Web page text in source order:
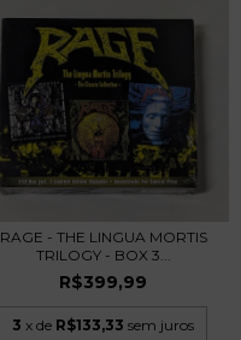
RAGE - THE LINGUA MORTIS
TRILOGY - BOX 3...
R$399,99
3 x de R$133,33 sem juros